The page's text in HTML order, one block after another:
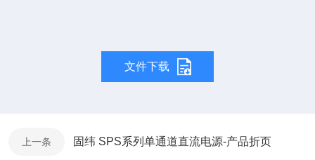
文件下载
上一条 固纬 SPS系列单通道直流电源-产品折页